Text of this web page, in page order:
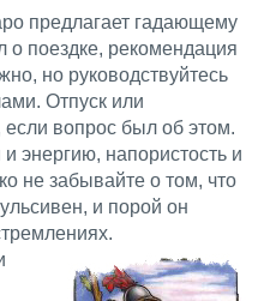
предлагает гадающему
о поездке, рекомендация
но руководствуйтесь
Отпуск или
вопрос был об этом.
энергию, напористость и
не забывайте о том, что
и порой он